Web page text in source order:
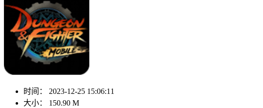
时间：
2023-12-25 15:06:11
大小：
150.90 M